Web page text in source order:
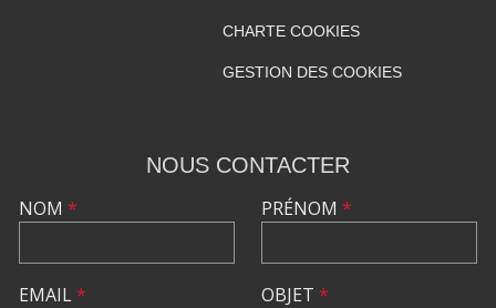
CHARTE COOKIES
GESTION DES COOKIES
NOUS CONTACTER
NOM *
EMAIL*
PRÉNOM *
OBJET *